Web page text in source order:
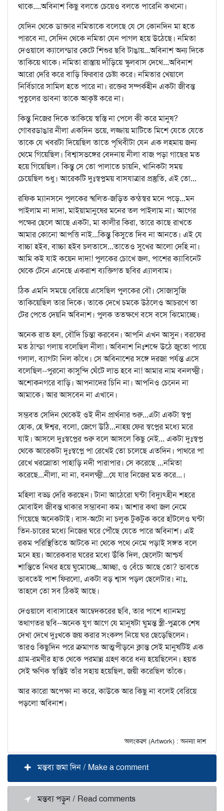
থাকে....অবিনাশ কিছু বলতে চেয়েও বলতে পারেনি কখনো।
যেদিন থেকে ডাক্তার নমিতাকে বলেছে যে সে কোনদিন মা হতে
পারবে না, সেদিন থেকে নমিতা যেন পাগল হয়ে উঠেছে। নমিতা
দেওয়ালে ক্যালেন্ডার কেটে শিশুর ছবি টাঙায়...অবিনাশ অন্য দিকে
তাকিয়ে থাকে। নমিতা রাস্তায় দাঁড়িয়ে স্কুলবাস দেথে...অবিনাশ
আরো দেরি করে বাড়ি ফিরবার চেষ্টা করে। নমিতার খেয়ালে
নির্বিচারে সামিল হতে পারে না। রক্তের সম্পর্কহীন একটা জীবন্ত
পুতুলের ভাবনা তাকে আকৃষ্ট করে না।
কিন্তু নিজের দিকে তাকিয়ে স্বস্তি না পেলে কী করে মানুষ?
গোবরডাঙার নীলা একদিন ভয়ে, লজ্জায় মাটিতে মিশে যেতে যেতে
তাকে যে খবরটা দিয়েছিল তাতে পৃথিবীটা যেন এক লহমায় জন্য
থেমে গিয়েছিল। বিশ্বাসভঙ্গের বেদনায় নীলা বাজ পড়া গাছের মত
হয়ে গিয়েছিল। কিন্তু সে তো পালাতে চায়নি, খানিকটা সময়
চেয়েছিল শুধু। আরেকটি দুঃস্বপ্নময় বাসযাত্রার প্রস্তুতি, এই তো...
রফিক ম্যানসনে পুলকের স্খলিত-জড়িত কন্ঠস্বর মনে পড়ে...মন
পাইলাম না দাদা, মাইয়ামানুষের মনের তল পাইলাম না। আগের
পক্ষের ছেলে আছে একটা, মা কালীর কিরা, তারে কাছে রাখতে
আমার কোনো আপত্তি নাই...কিন্তু কিসুতে দিব না আনতে। এই যে
বাচ্চা হইব, বাচ্চা হইব চলতাসে...তাতেও সুখের আলো দেহি না।
আমি কই যাই কয়েন দাদা! পুলকের চোখে জল, পাশের ক্যাবিনেট
থেকে টেনে এনেছে একরাশ ব্যক্তিগত ছবির এ্যালবাম।
ঠিক এমনি সময়ে বেরিয়ে এসেছিল পুলকের বৌ। সোজাসুজি
তাকিয়েছিল তার দিকে। তাকে দেখে চমকে উঠলেও আচরণে তা
টের পেতে দেয়নি অবিনাশ। পুলক ততক্ষণে বসে বসে ঝিমোচ্ছে।
অনেক রাত হল, বৌদি চিন্তা করবেন। আপনি এখন আসুন। বরফের
মত ঠান্ডা গলায় বলেছিল নীলা। অবিনাশ নিঃশব্দে উঠে জুতো পায়ে
গলাল, ব্যাগটা নিল কাঁধে। সে অবিনাশের সঙ্গে দরজা পর্যন্ত এসে
বলেছিল--পুরনো কাসুন্দি ঘেঁটে লাভ হবে না! আমার নাম বনলক্ষ্মী।
অশোকনগরে বাড়ি। আপনাদের চিনি না। আপনিও চেনেন না
আমাকে। আর আসবেন না এখানে।
সম্ভবত সেদিন থেকেই ওই দীন প্রার্থনার শুরু...এটা একটা স্বপ্ন
হোক, হে ঈশ্বর, বলো, জেগে উঠি...নাহয় ফের স্বপ্নের মধ্যে মরে
যাই। আসলে দুঃস্বপ্নের শুরু বলে আসলে কিছু নেই... একটা দুঃস্বপ্ন
থেকে আরেকটা দুঃস্বপ্নে পা রেখেই তো চলেছে এতদিন। পাথরে পা
রেখে খরস্রোতা পাহাড়ি নদী পারাপার। সে করেছে ...নমিতা
করেছে...নীলা, না না, বনলক্ষ্মী...যে যার নিজের মত করে...।
মহিলা বড্ড দেরি করছেন। টানা আঠেরো ঘন্টা বিদ্যুৎহীন শহরে
মোবাইল জীবন্ত থাকার সম্ভাবনা কম। আশার কথা জল নেমে
গিয়েছে অনেকটাই। বাস-অটো না চলুক টুকটুক করে হাঁটলেও ঘন্টা
তিন-চারের মধ্যে নিজের ঘরে পৌঁছে যেতে পারে অবিনাশ। এই
রকম পরিস্থিতিতে আটকে না থেকে পথে নেমে পড়াই সঙ্গত বলে
মনে হয়। আরেকবার ঘরের মধ্যে উঁকি দিল, ছেলেটা আশ্চর্য
শান্তিতে নিথর হয়ে ঘুমোচ্ছে...আচ্ছা, ও বেঁচে আছে তো? ভাবতে
ভাবতেই পাশ ফিরলো, একটা বড় শ্বাস পড়ল ছেলেটার। নাঃ,
তাহলে তো সব ঠিকই আছে।
দেওয়ালে বাবাসাহেব আম্বেদকরের ছবি, তার পাশে ধ্যানমগ্ন
তথাগতর ছবি--অনেক যুগ আগে যে মানুষটা ঘুমন্ত স্ত্রী-পুত্রকে শেষ
দেখা দেখে দুঃখকে জয় করার সংকল্প নিয়ে ঘর ছেড়েছিলেন।
তারও কিছুদিন পরে ক্রমাগত আত্মপীড়নে ক্লান্ত সেই মানুষটিই এক
গ্রাম-রমণীর হাত থেকে পরমান্ন গ্রহণ করে ধন্য হয়েছিলেন। হয়ত
সেই ক্ষণিক স্বস্তিই তাঁর সহায় হয়েছিল, জয়ী করেছিল তাঁকে।
আর কারো অপেক্ষা না করে, কাউকে আর কিছু না বলেই বেরিয়ে
পড়লো অবিনাশ।
অলংকরণ (Artwork) : অনন্যা দাশ
মন্তব্য জমা দিন / Make a comment
মন্তব্য পড়ুন / Read comments